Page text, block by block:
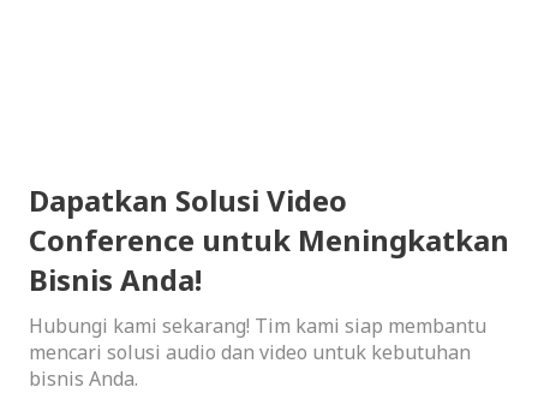
Dapatkan Solusi Video
Conference untuk Meningkatkan
Bisnis Anda!
Hubungi kami sekarang! Tim kami siap membantu
mencari solusi audio dan video untuk kebutuhan
bisnis Anda.